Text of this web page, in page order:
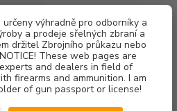
výhradně pro odborníky a
a prodeje sřelných zbraní a
držitel Zbrojního průkazu nebo
These web pages are
and dealers in field of
firearms and ammunition. I am
of gun passport or license!
Menu
Hledat
za0,00 Kč